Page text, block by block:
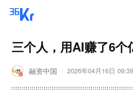
三个人，用AI赚了6个
融资中国 2026年04月16日 09:39